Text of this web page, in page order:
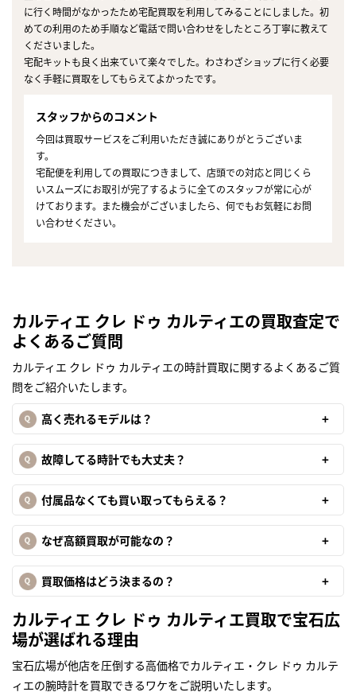
に行く時間がなかったため宅配買取を利用してみることにしました。初
めての利用のため手順など電話で問い合わせをしたところ丁寧に教えて
くださいました。
宅配キットも良く出来ていて楽々でした。わさわざショップに行く必要
なく手軽に買取をしてもらえてよかったです。
スタッフからのコメント
今回は買取サービスをご利用いただき誠にありがとうございま
す。
宅配便を利用しての買取につきまして、店頭での対応と同じくら
いスムーズにお取引が完了するように全てのスタッフが常に心が
けております。また機会がございましたら、何でもお気軽にお問
い合わせください。
カルティエ クレ ドゥ カルティエの買取査定で
よくあるご質問
カルティエ クレ ドゥ カルティエの時計買取に関するよくあるご質
問をご紹介いたします。
高く売れるモデルは？
故障してる時計でも大丈夫？
付属品なくても買い取ってもらえる？
なぜ高額買取が可能なの？
買取価格はどう決まるの？
カルティエ クレ ドゥ カルティエ買取で宝石広
場が選ばれる理由
宝石広場が他店を圧倒する高価格でカルティエ・クレ ドゥ カルテ
ィエの腕時計を買取できるワケをご説明いたします。